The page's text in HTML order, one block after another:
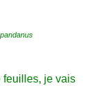
feuilles, je vais